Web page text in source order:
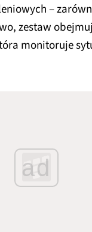
–
zestaw
monitoruje
ad